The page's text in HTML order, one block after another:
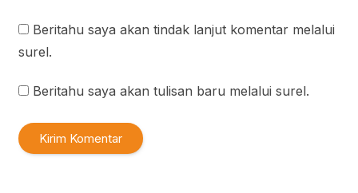
Beritahu saya akan tindak lanjut komentar melalui
surel.
Beritahu saya akan tulisan baru melalui surel.